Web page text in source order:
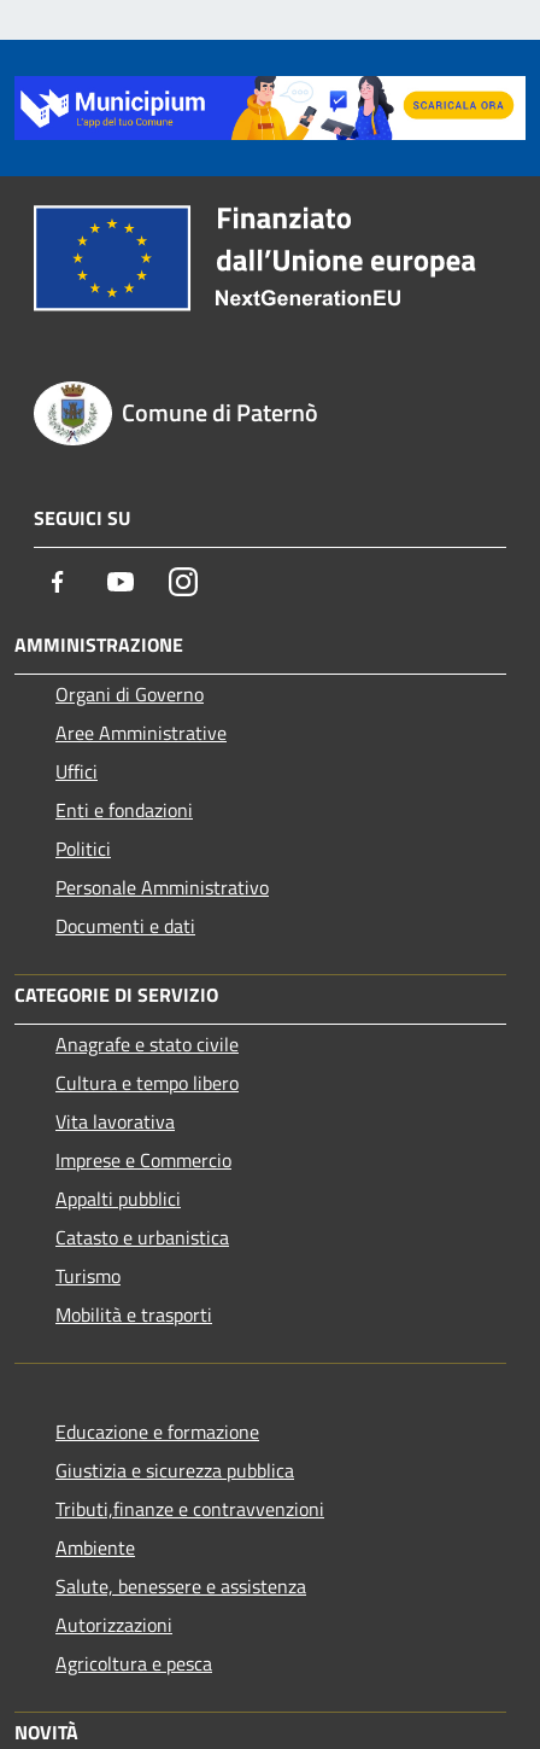
Comune di Paternò
SEGUICI SU
Facebook YoutubeInstagram
AMMINISTRAZIONE
Organi di Governo
Aree Amministrative
Uffici
Enti e fondazioni
Politici
Personale Amministrativo
Documenti e dati
CATEGORIE DI SERVIZIO
Anagrafe e stato civile
Cultura e tempo libero
Vita lavorativa
Imprese e Commercio
Appalti pubblici
Catasto e urbanistica
Turismo
Mobilità e trasporti
Educazione e formazione
Giustizia e sicurezza pubblica
Tributi,finanze e contravvenzioni
Ambiente
Salute, benessere e assistenza
Autorizzazioni
Agricoltura e pesca
NOVITÀ